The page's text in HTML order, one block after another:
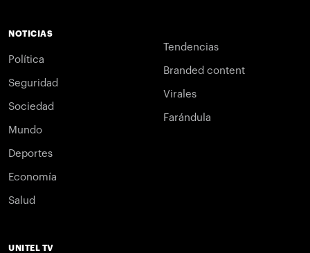
NOTICIAS
Política
Seguridad
Sociedad
Mundo
Deportes
Economía
Salud
Tendencias
Branded content
Virales
Farándula
UNITEL TV